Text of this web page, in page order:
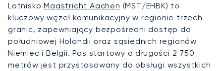
LotniskoMaastricht Aachen (MST/EHBK) to
kluczowy węzeł komunikacyjny w regionie trzech
granic, zapewniający bezpośredni dostęp do
południowej Holandii oraz sąsiednich regionów
Niemiec i Belgii. Pas startowy o długości 2 750
metrów jest przystosowany do obsługi wszystkich